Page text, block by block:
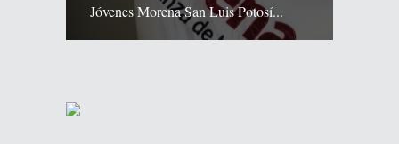
Jóvenes Morena San Luis Potosí...